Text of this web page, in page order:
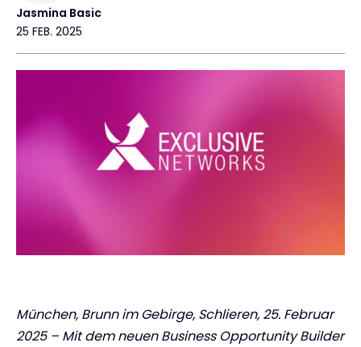
Jasmina Basic
25 FEB. 2025
München, Brunn im Gebirge, Schlieren, 25. Februar
2025 – Mit dem neuen Business Opportunity Builder